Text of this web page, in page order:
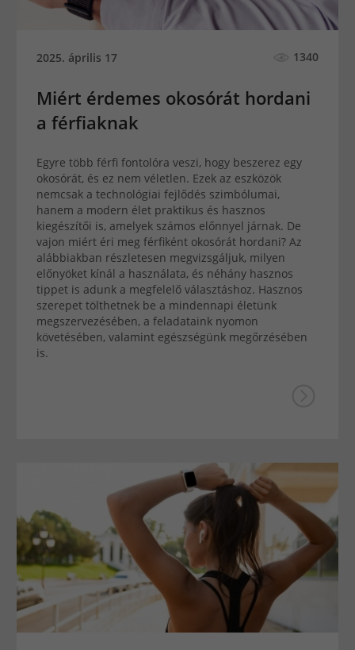
2025. április 17 1340
Miért érdemes okosórát hordani
a férfiaknak
Egyre több férfi fontolóra veszi, hogy beszerez egy
okosórát, és ez nem véletlen. Ezek az eszközök
nemcsak a technológiai fejlődés szimbólumai,
hanem a modern élet praktikus és hasznos
kiegészítői is, amelyek számos előnnyel járnak. De
vajon miért éri meg férfiként okosórát hordani? Az
alábbiakban részletesen megvizsgáljuk, milyen
előnyöket kínál a használata, és néhány hasznos
tippet is adunk a megfelelő választáshoz. Hasznos
szerepet tölthetnek be a mindennapi életünk
megszervezésében, a feladataink nyomon
követésében, valamint egészségünk megőrzésében
is.